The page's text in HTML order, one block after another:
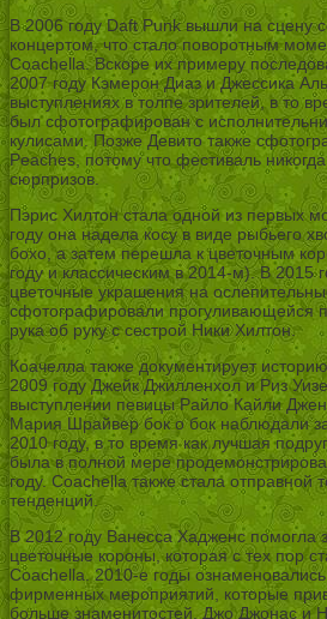
В 2006 году Daft Punk вышли на сцену
концертом, что стало поворотным
Coachella. Вскоре их примеру
2007 году Кэмерон Диаз и Джессика
выступлениях в толпе зрителей, в то
был сфотографирован с
кулисами. Позже Девито также
Peaches, потому что фестиваль
сюрпризов.
Пэрис Хилтон стала одной из первых
году она надела косу в виде рыбьего
бохо, а затем перешла к цветочным
году и классическим в 2014-м). В 2015
цветочные украшения на
сфотографировали прогуливающейся
рука об руку с сестрой Ники Хилтон.
Коачелла также документирует
2009 году Джейк Джилленхол и Риз
выступлении певицы Райло Кайли
Мария Шрайвер бок о бок наблюдали
2010 году, в то время как лучшая
была в полной мере
году. Coachella также стала отправной
тенденций.
В 2012 году Ванесса Хадженс помогла
цветочные короны, которая с тех пор
Coachella. 2010-е годы
фирменных мероприятий, которые
больше знаменитостей. Джо Джонас и